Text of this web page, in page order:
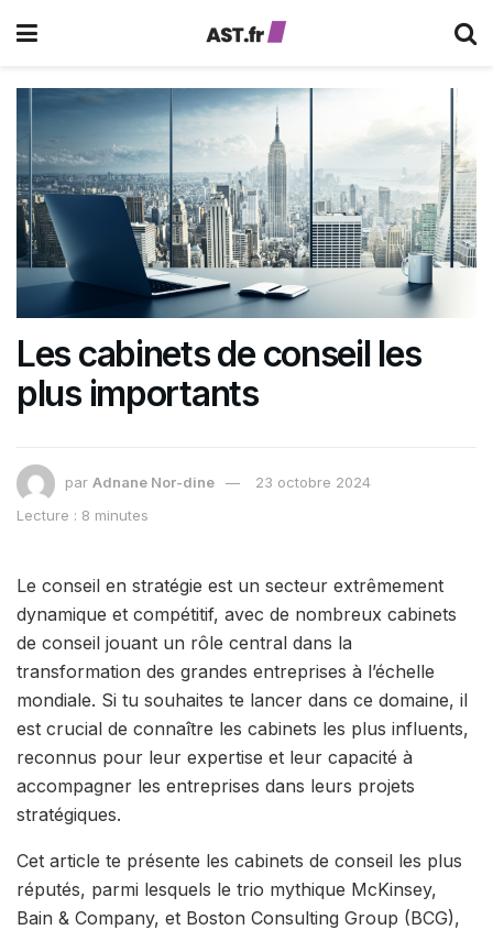
Les cabinets de conseil les
plus importants
par Adnane Nor-dine
23 octobre 2024
Lecture : 8 minutes
Le conseil en stratégie est un secteur extrêmement
dynamique et compétitif, avec de nombreux cabinets
de conseil jouant un rôle central dans la
transformation des grandes entreprises à l’échelle
mondiale. Si tu souhaites te lancer dans ce domaine, il
est crucial de connaître les cabinets les plus influents,
reconnus pour leur expertise et leur capacité à
accompagner les entreprises dans leurs projets
stratégiques.
Cet article te présente les cabinets de conseil les plus
réputés, parmi lesquels le trio mythique McKinsey,
Bain & Company, et Boston Consulting Group (BCG),